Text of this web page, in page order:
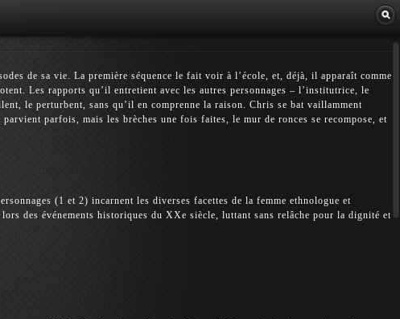
de sa vie. La première séquence le fait voir à l’école, et, déjà, il apparaît comme
Les rapports qu’il entretient avec les autres personnages – l’institutrice, le
le perturbent, sans qu’il en comprenne la raison. Chris se bat vaillamment
parfois, mais les brèches une fois faites, le mur de ronces se recompose, et
(1 et 2) incarnent les diverses facettes de la femme ethnologue et
des événements historiques du XXe siècle, luttant sans relâche pour la dignité et